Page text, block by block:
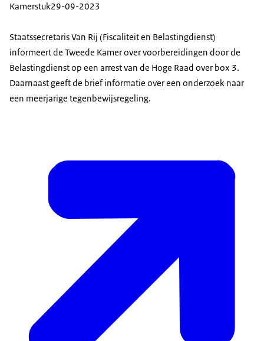
Kamerstuk29-09-2023
Staatssecretaris Van Rij (Fiscaliteit en Belastingdienst)
informeert de Tweede Kamer over voorbereidingen door de
Belastingdienst op een arrest van de Hoge Raad over box 3.
Daarnaast geeft de brief informatie over een onderzoek naar
een meerjarige tegenbewijsregeling.